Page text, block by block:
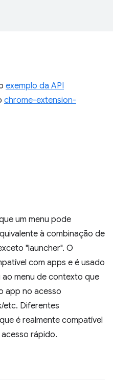
exemplo da API
chrome-extension-
um menu pode
à combinação de
"launcher". O
com apps e é usado
menu de contexto que
app no acesso
Diferentes
é realmente compatível
rápido.